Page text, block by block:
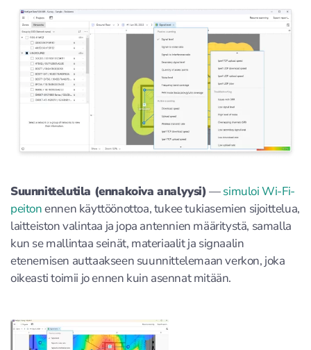
Suunnittelutila (ennakoiva analyysi)—simuloi Wi-Fi-
peitonennen käyttöönottoa, tukee tukiasemien sijoittelua,
laitteiston valintaa ja jopa antennien määritystä, samalla
kun se mallintaa seinät, materiaalit ja signaalin
etenemisen auttaakseen suunnittelemaan verkon, joka
oikeasti toimii jo ennen kuin asennat mitään.